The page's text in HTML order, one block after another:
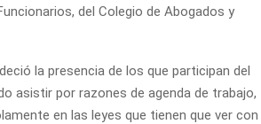
del Colegio de Abogados y
la presencia de los que participan del
asistir por razones de agenda de trabajo,
en las leyes que tienen que ver con